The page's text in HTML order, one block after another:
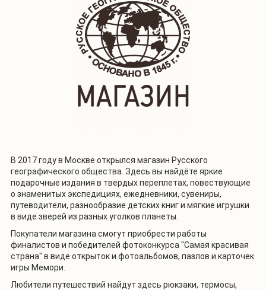
В 2017 году в Москве открылся магазин Русского
географического общества. Здесь вы найдёте яркие
подарочные издания в твердых переплетах, повествующие
о знаменитых экспедициях, ежедневники, сувениры,
путеводители, разнообразие детских книг и мягкие игрушки
в виде зверей из разных уголков планеты.
Покупатели магазина смогут приобрести работы
финалистов и победителей фотоконкурса "Самая красивая
страна" в виде открыток и фотоальбомов, пазлов и карточек
игры Мемори.
Любители путешествий найдут здесь рюкзаки, термосы,